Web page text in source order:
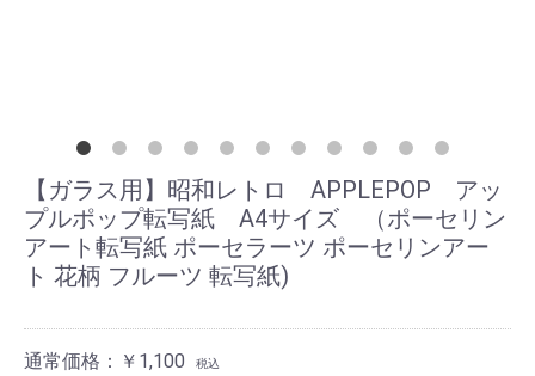
【ガラス用】昭和レトロ APPLEPOP アッ
プルポップ転写紙 A4サイズ （ポーセリン
アート転写紙 ポーセラーツ ポーセリンアー
ト 花柄 フルーツ 転写紙)
通常価格：￥1,100 税込